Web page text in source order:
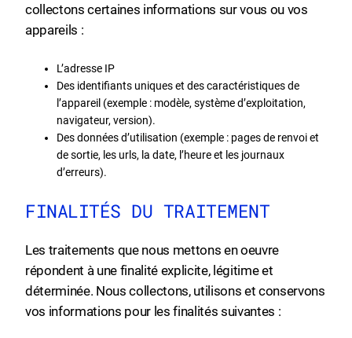
collectons certaines informations sur vous ou vos
appareils :
L’adresse IP
Des identifiants uniques et des caractéristiques de
l’appareil (exemple : modèle, système d’exploitation,
navigateur, version).
Des données d’utilisation (exemple : pages de renvoi et
de sortie, les urls, la date, l’heure et les journaux
d’erreurs).
FINALITÉS DU TRAITEMENT
Les traitements que nous mettons en oeuvre
répondent à une finalité explicite, légitime et
déterminée. Nous collectons, utilisons et conservons
vos informations pour les finalités suivantes :